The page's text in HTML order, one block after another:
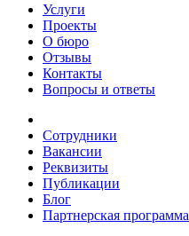
Услуги
Проекты
О бюро
Отзывы
Контакты
Вопросы и ответы
Сотрудники
Вакансии
Реквизиты
Публикации
Блог
Партнерская программа